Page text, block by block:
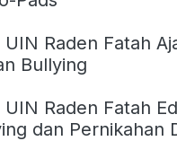
UIN Raden Fatah
Bullying
UIN Raden Fatah
dan Pernikahan